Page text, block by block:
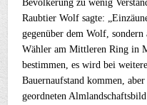
Bevölkerung zu wenig
Raubtier Wolf sagte:
gegenüber dem Wolf, sondern
Wähler am Mittleren Ring in
bestimmen, es wird bei
Bauernaufstand kommen,
geordneten